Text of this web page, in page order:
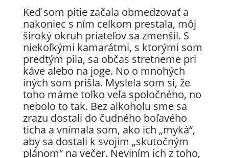
Keď som pitie začala obmedzovať a
nakoniec s ním celkom prestala, môj
široký okruh priateľov sa zmenšil. S
niekoľkými kamarátmi, s ktorými som
predtým pila, sa občas stretneme pri
káve alebo na joge. No o mnohých
iných som prišla. Myslela som si, že
toho máme toľko veľa spoločného, no
nebolo to tak. Bez alkoholu sme sa
zrazu dostali do čudného boľavého
ticha a vnímala som, ako ich „myká“,
aby sa dostali k svojim „skutočným
plánom“ na večer. Neviním ich z toho,